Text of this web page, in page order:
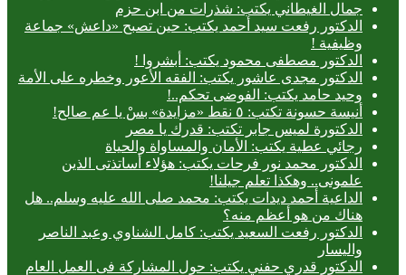
جمال الغيطاني يكتب: شذرات من ابن حزم
الدكتور رفعت سيد أحمد يكتب: حين تصبح «داعش» جماعة
وظيفية !
الدكتور مصطفى محمود يكتب: أبشروا !
الدكتور مجدى عاشور يكتب: الفقه الأعور وخطره على الأمة
وحيد حامد يكتب: الفوضى تحكم..!
أنيسة حسونة تكتب: ٥ نقط «مزايدة» بسْ يا عم صالح!
الدكتورة لميس جابر تكتب: قدرك يا مصر
رجائي عطية يكتب: الأمان والمساواة والحياة
الدكتور محمد نور فرحات يكتب: هؤلاء أساتذتى الذين
علمونى.. وهكذا تعلم جيلنا!
الداعية أحمد ديدات يكتب: محمد صلى الله عليه وسلم.. هل
هناك من هو أعظم منه؟
الدكتور رفعت السعيد يكتب: كامل الشناوي وعبد الناصر
واليسار
الدكتور قدري حفني يكتب: حول المشاركة فى العمل العام